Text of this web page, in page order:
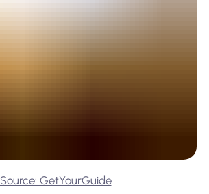
Source: GetYourGuide